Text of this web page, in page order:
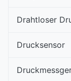
Drahtloser
Drucksensor